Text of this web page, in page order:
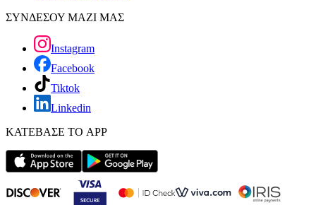
ΣΥΝΔΕΣΟΥ ΜΑΖΙ ΜΑΣ
Instagram
Facebook
Tiktok
Linkedin
ΚΑΤΕΒΑΣΕ ΤΟ APP